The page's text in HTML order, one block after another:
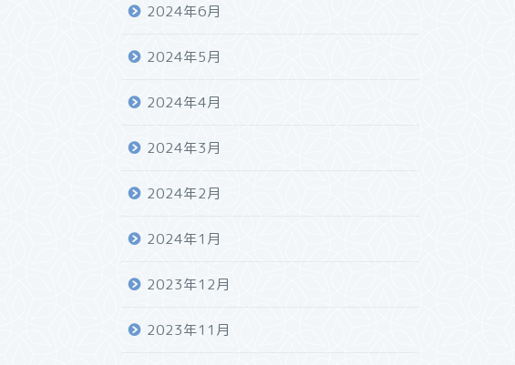
2024年6月
2024年5月
2024年4月
2024年3月
2024年2月
2024年1月
2023年12月
2023年11月